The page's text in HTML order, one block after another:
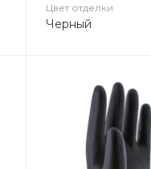
Цвет отделки
Черный